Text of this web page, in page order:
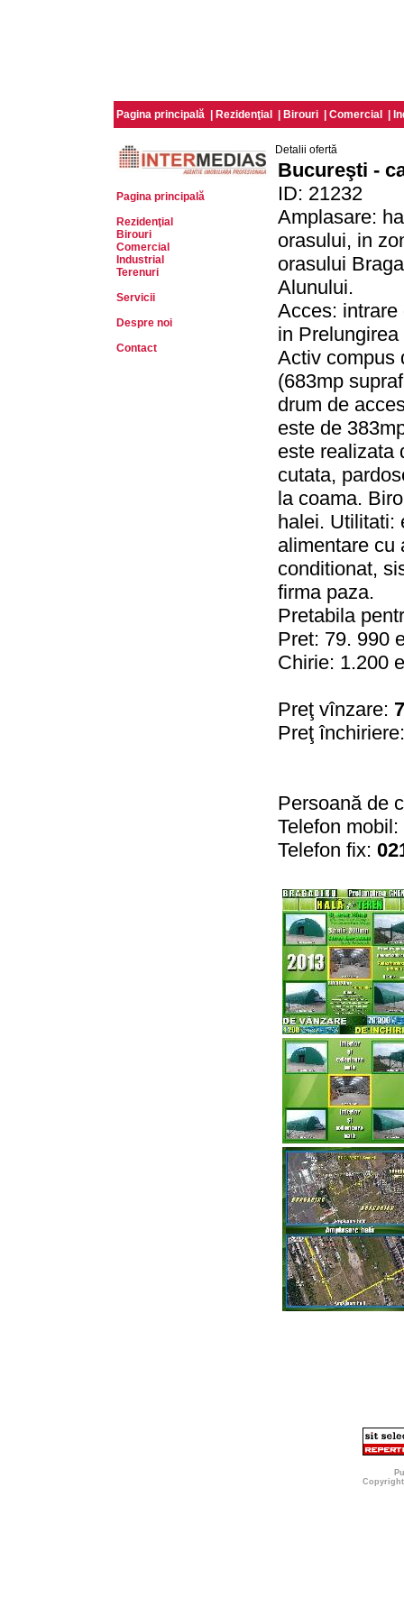
Pagina principală Rezidenţial Birouri Comercial
Pagina principală
Rezidenţial
Birouri
Comercial
Industrial
Terenuri
Servicii
Despre noi
Contact
Detalii ofertă
Bucureşti -
ID: 21232
Amplasare:
orasului, in
orasului
Alunului.
Acces:
in
Activ compus
(683mp
drum de
este de
este realizata
cutata,
la coama.
halei. Utilitati:
alimentare cu
conditionat,
firma paza.
Pretabila
Pret: 79. 990
Chirie: 1.200
Preţ vînzare:
Preţ
Persoană de
Telefon mobil:
Telefon fix:
Copyright